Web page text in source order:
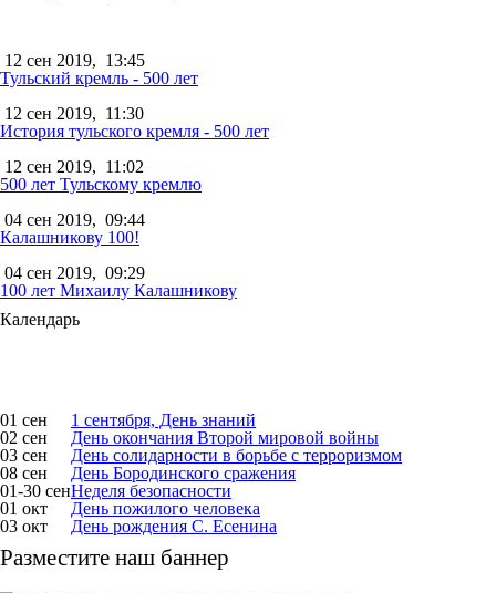
12 сен 2019, 13:45
Тульский кремль - 500 лет
12 сен 2019, 11:30
История тульского кремля - 500 лет
12 сен 2019, 11:02
500 лет Тульскому кремлю
04 сен 2019, 09:44
Калашникову 100!
04 сен 2019, 09:29
100 лет Михаилу Калашникову
Календарь
01 сен
1 сентября, День знаний
02 сен
День окончания Второй мировой войны
03 сен
День солидарности в борьбе с терроризмом
08 сен
День Бородинского сражения
01-30 сенНеделя безопасности
01 окт
День пожилого человека
03 окт
День рождения С. Есенина
Разместите наш баннер